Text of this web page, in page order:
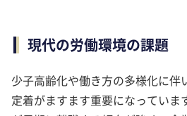
現代の労働環境の課題
少子高齢化や働き方の多様化に伴
定着がますます重要になっていま